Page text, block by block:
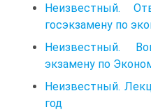
Неизвестный.
госэкзамену по
Неизвестный.
экзамену по
Неизвестный.
год